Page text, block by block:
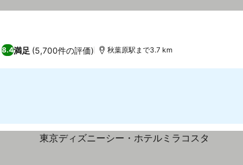
8.4満足 (5,700件の評価) 秋葉原駅まで3.7 km